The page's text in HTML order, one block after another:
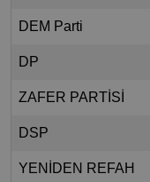
DEM Parti
DP
ZAFER PARTİSİ
DSP
YENİDEN REFAH